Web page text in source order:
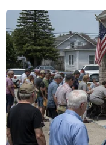
Theo dõi VietnamPlus
TIN LIÊN QUAN